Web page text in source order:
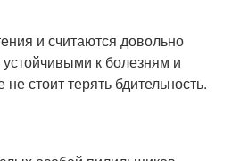
и считаются довольно
к болезням и
стоит терять бдительность.